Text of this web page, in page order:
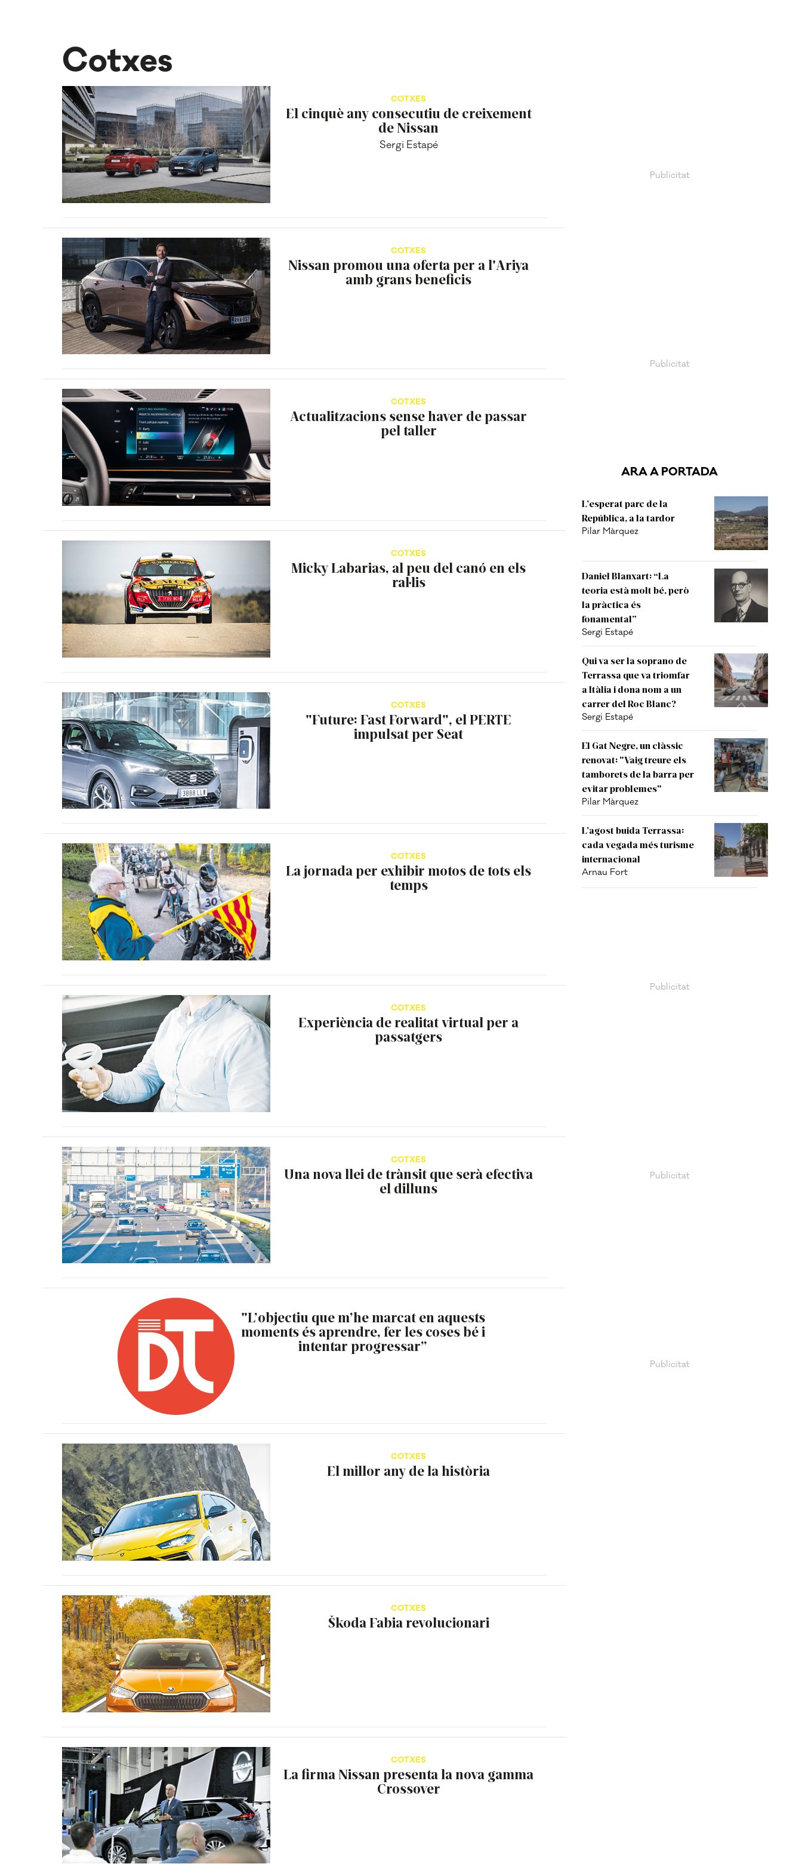
Cotxes
COTXES
El cinquè any consecutiu de creixement
de Nissan
Sergi Estapé
COTXES
Nissan promou una oferta per a l'Ariya
amb grans beneficis
COTXES
Actualitzacions sense haver de passar
pel taller
COTXES
Micky Labarias, al peu del canó en els
ral·lis
COTXES
"Future: Fast Forward", el PERTE
impulsat per Seat
COTXES
La jornada per exhibir motos de tots els
temps
COTXES
Experiència de realitat virtual per a
passatgers
COTXES
Una nova llei de trànsit que serà efectiva
el dilluns
"L’objectiu que m’he marcat en aquests
moments és aprendre, fer les coses bé i
intentar progressar”
COTXES
El millor any de la història
COTXES
Škoda Fabia revolucionari
COTXES
La firma Nissan presenta la nova gamma
Crossover
ARA A PORTADA
L’esperat parc de la
República, a la tardor
Pilar Màrquez
Daniel Blanxart: “La
teoria està molt bé, però
la pràctica és
fonamental”
Sergi Estapé
Qui va ser la soprano de
Terrassa que va triomfar
a Itàlia i dona nom a un
carrer del Roc Blanc?
Sergi Estapé
El Gat Negre, un clàssic
renovat: "Vaig treure els
tamborets de la barra per
evitar problemes"
Pilar Màrquez
L’agost buida Terrassa:
cada vegada més turisme
internacional
Arnau Fort